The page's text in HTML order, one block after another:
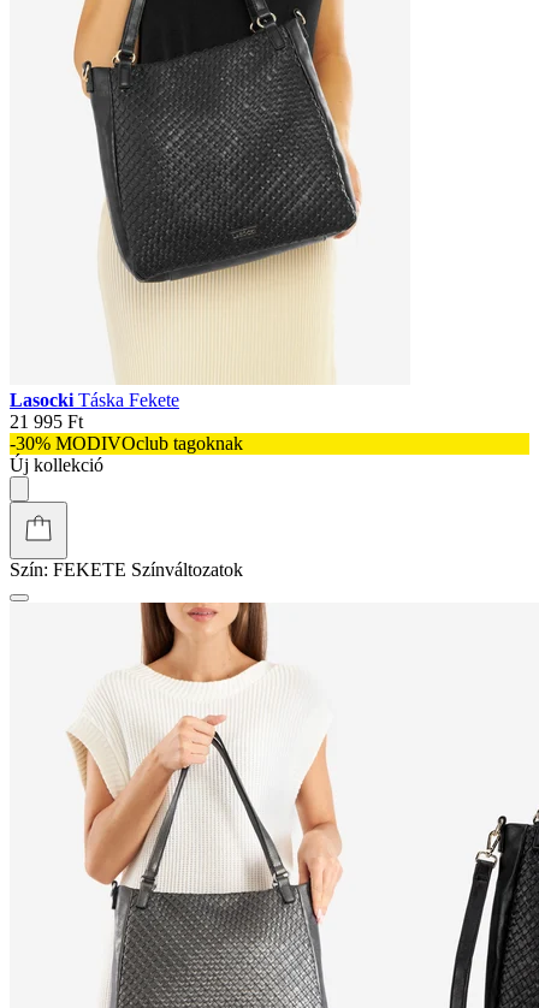
Lasocki Táska Fekete
21 995 Ft
-30% MODIVOclub tagoknak
Új kollekció
Szín: FEKETE Színváltozatok